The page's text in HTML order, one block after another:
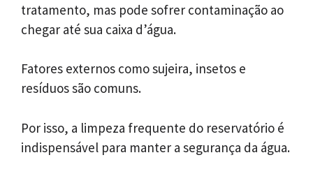
tratamento, mas pode sofrer contaminação ao
chegar até sua caixa d’água.
Fatores externos como sujeira, insetos e
resíduos são comuns.
Por isso, a limpeza frequente do reservatório é
indispensável para manter a segurança da água.